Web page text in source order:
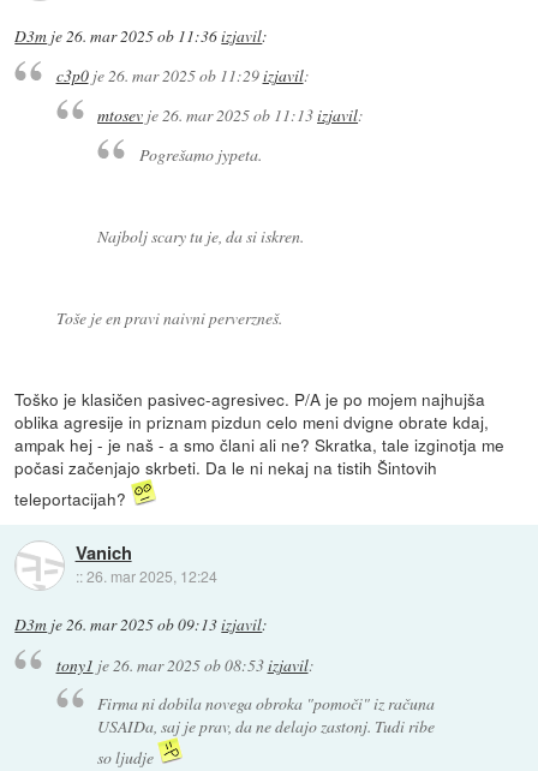
D3m je26. mar 2025 ob 11:36izjavil:
c3p0je26. mar 2025 ob 11:29izjavil:
mtosev je26. mar 2025 ob 11:13izjavil:
Pogrešamo jypeta.
Najbolj scary tu je, da si iskren.
Toše je en pravi naivni perverzneš.
Toško je klasičen pasivec-agresivec. P/A je po mojem najhujša
oblika agresije in priznam pizdun celo meni dvigne obrate kdaj,
ampak hej - je naš - a smo člani ali ne? Skratka, tale izginotja me
počasi začenjajo skrbeti. Da le ni nekaj na tistih Šintovih
teleportacijah?
Vanich
::26. mar 2025, 12:24
D3m je26. mar 2025 ob 09:13izjavil:
tony1 je 26. mar 2025 ob 08:53izjavil:
Firma ni dobila novega obroka "pomoči" iz računa
USAIDa, saj je prav, da ne delajo zastonj. Tudi ribe
so ljudje